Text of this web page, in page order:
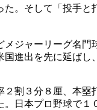
。そして「投手
ジャーリーグ名
進出を先に延ばし
割３分８厘、本
日本プロ野球で